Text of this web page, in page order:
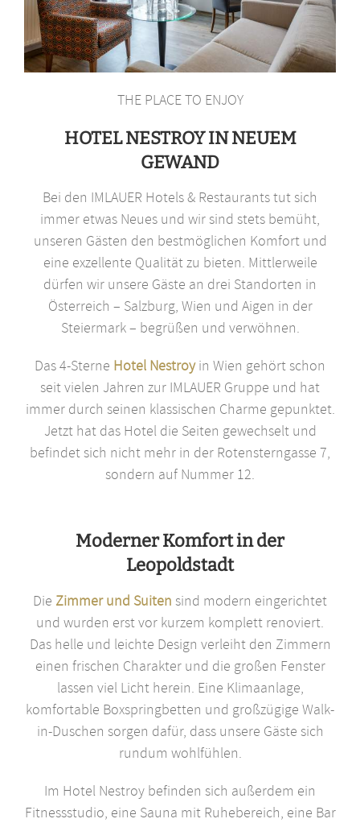
THE PLACE TO ENJOY
HOTEL NESTROY IN NEUEM
GEWAND
Bei den IMLAUER Hotels & Restaurants tut sich
immer etwas Neues und wir sind stets bemüht,
unseren Gästen den bestmöglichen Komfort und
eine exzellente Qualität zu bieten. Mittlerweile
dürfen wir unsere Gäste an drei Standorten in
Österreich – Salzburg, Wien und Aigen in der
Steiermark – begrüßen und verwöhnen.
Das 4-Sterne Hotel Nestroy in Wien gehört schon
seit vielen Jahren zur IMLAUER Gruppe und hat
immer durch seinen klassischen Charme gepunktet.
Jetzt hat das Hotel die Seiten gewechselt und
befindet sich nicht mehr in der Rotensterngasse 7,
sondern auf Nummer 12.
Moderner Komfort in der
Leopoldstadt
Die Zimmer und Suiten sind modern eingerichtet
und wurden erst vor kurzem komplett renoviert.
Das helle und leichte Design verleiht den Zimmern
einen frischen Charakter und die großen Fenster
lassen viel Licht herein. Eine Klimaanlage,
komfortable Boxspringbetten und großzügige Walk-
in-Duschen sorgen dafür, dass unsere Gäste sich
rundum wohlfühlen.
Im Hotel Nestroy befinden sich außerdem ein
Fitnessstudio, eine Sauna mit Ruhebereich, eine Bar